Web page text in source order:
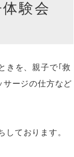
験会
きを、親子で｢救
サージの仕方など
ております。